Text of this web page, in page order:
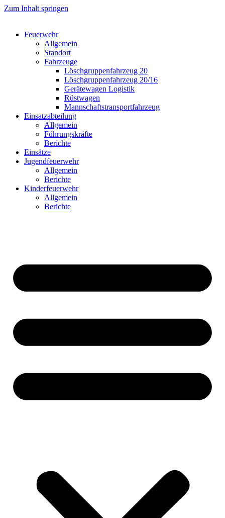
Zum Inhalt springen
Feuerwehr
Allgemein
Standort
Fahrzeuge
Löschgruppen­fahrzeug 20
Lösch­gruppen­fahrzeug 20/16
Geräte­wagen Logistik
Rüst­wagen
Mannschafts­transportfahrzeug
Einsatz­abteilung
Allgemein
Führungs­kräfte
Berichte
Einsätze
Jugend­feuerwehr
Allgemein
Berichte
Kinder­feuerwehr
Allgemein
Berichte